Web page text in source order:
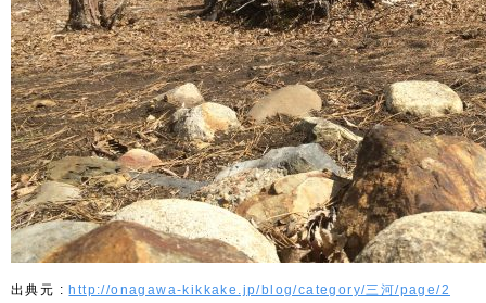
http://onagawa-kikkake.jp/blog/category/三河/page/2